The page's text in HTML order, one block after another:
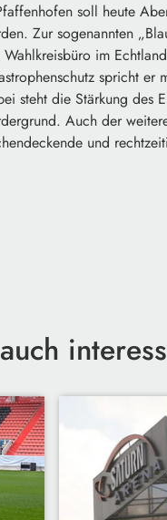
soll heute
Zur sogenannten
Wahlkreisbüro im
spricht er
steht die Stärkung des
Auch der
und